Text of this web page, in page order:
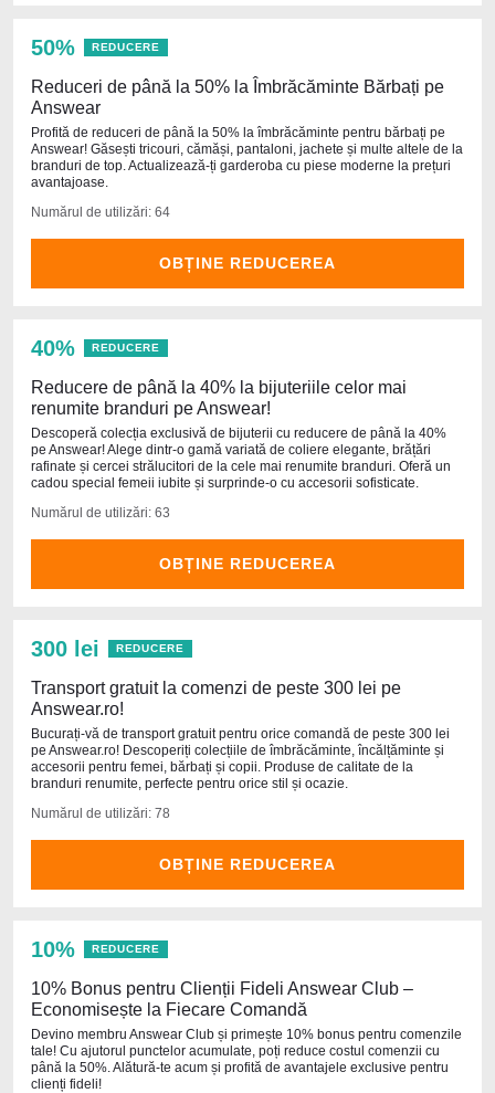
50% REDUCERE
Reduceri de până la 50% la Îmbrăcăminte Bărbați pe
Answear
Profită de reduceri de până la 50% la îmbrăcăminte pentru bărbați pe
Answear! Găsești tricouri, cămăși, pantaloni, jachete și multe altele de la
branduri de top. Actualizează-ți garderoba cu piese moderne la prețuri
avantajoase.
Numărul de utilizări: 64
OBȚINE REDUCEREA
40% REDUCERE
Reducere de până la 40% la bijuteriile celor mai
renumite branduri pe Answear!
Descoperă colecția exclusivă de bijuterii cu reducere de până la 40%
pe Answear! Alege dintr-o gamă variată de coliere elegante, brățări
rafinate și cercei strălucitori de la cele mai renumite branduri. Oferă un
cadou special femeii iubite și surprinde-o cu accesorii sofisticate.
Numărul de utilizări: 63
OBȚINE REDUCEREA
300 lei REDUCERE
Transport gratuit la comenzi de peste 300 lei pe
Answear.ro!
Bucurați-vă de transport gratuit pentru orice comandă de peste 300 lei
pe Answear.ro! Descoperiți colecțiile de îmbrăcăminte, încălțăminte și
accesorii pentru femei, bărbați și copii. Produse de calitate de la
branduri renumite, perfecte pentru orice stil și ocazie.
Numărul de utilizări: 78
OBȚINE REDUCEREA
10% REDUCERE
10% Bonus pentru Clienții Fideli Answear Club –
Economisește la Fiecare Comandă
Devino membru Answear Club și primește 10% bonus pentru comenzile
tale! Cu ajutorul punctelor acumulate, poți reduce costul comenzii cu
până la 50%. Alătură-te acum și profită de avantajele exclusive pentru
clienți fideli!